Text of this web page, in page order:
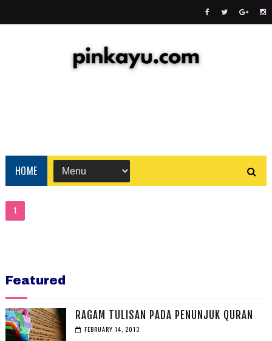
HOME
1
Featured
RAGAM TULISAN PADA PENUNJUK QURAN
FEBRUARY 14, 2013